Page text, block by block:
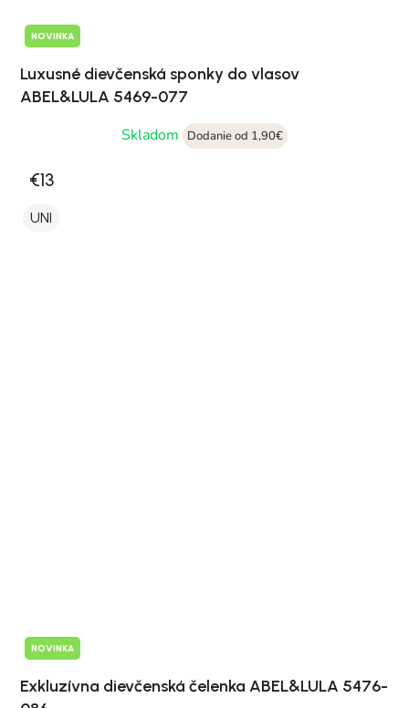
NOVINKA
Luxusné dievčenská sponky do vlasov
ABEL&LULA 5469-077
Skladom
Dodanie od 1,90€
€13
UNI
NOVINKA
Exkluzívna dievčenská čelenka ABEL&LULA 5476-